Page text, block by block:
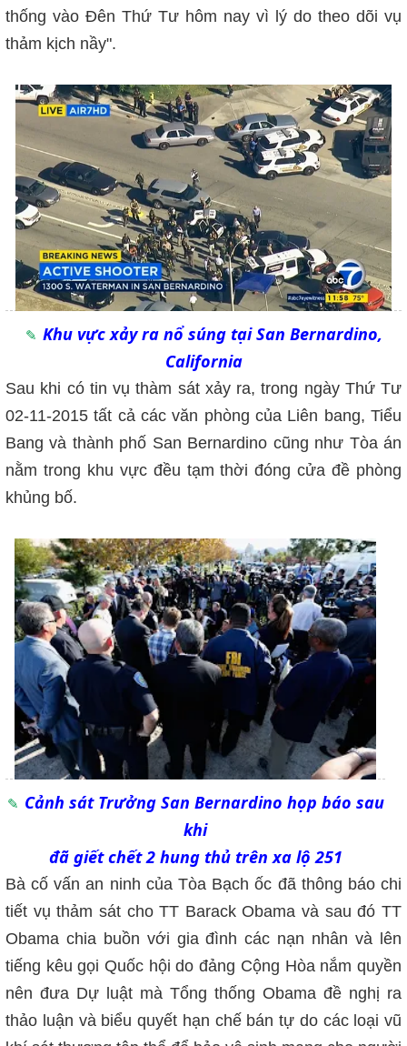
thống vào Đên Thứ Tư hôm nay vì lý do theo dõi vụ
thảm kịch nầy".
Khu vực xảy ra nổ súng tại San Bernardino,
California
Sau khi có tin vụ thàm sát xảy ra, trong ngày Thứ Tư
02-11-2015 tất cả các văn phòng của Liên bang, Tiểu
Bang và thành phố San Bernardino cũng như Tòa án
nằm trong khu vực đều tạm thời đóng cửa đề phòng
khủng bố.
Cảnh sát Trưởng San Bernardino họp báo sau
khi
đã giết chết 2 hung thủ trên xa lộ 251
Bà cố vấn an ninh của Tòa Bạch ốc đã thông báo chi
tiết vụ thảm sát cho TT Barack Obama và sau đó TT
Obama chia buồn với gia đình các nạn nhân và lên
tiếng kêu gọi Quốc hội do đảng Cộng Hòa nắm quyền
nên đưa Dự luật mà Tổng thống Obama đề nghị ra
thảo luận và biểu quyết hạn chế bán tự do các loại vũ